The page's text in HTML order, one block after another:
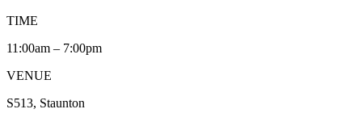
TIME
11:00am – 7:00pm
VENUE
S513, Staunton